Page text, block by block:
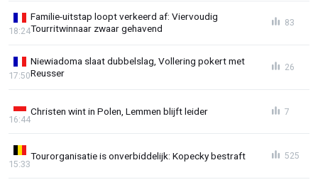
Familie-uitstap loopt verkeerd af: Viervoudig
Tourritwinnaar zwaar gehavend
18:24
83
Niewiadoma slaat dubbelslag, Vollering pokert met
Reusser
17:50
26
Christen wint in Polen, Lemmen blijft leider
16:44
7
Tourorganisatie is onverbiddelijk: Kopecky bestraft
15:33
525